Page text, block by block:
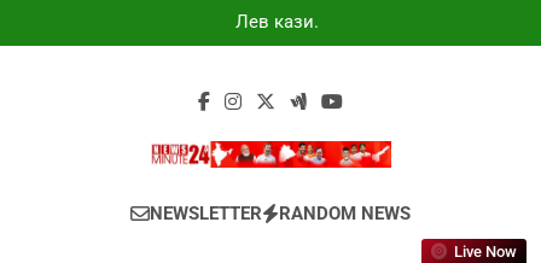
to
Лев казино
промокоды
Newsminute24
Get All Updated Telugu News
NEWSLETTER RANDOM NEWS
Live Now